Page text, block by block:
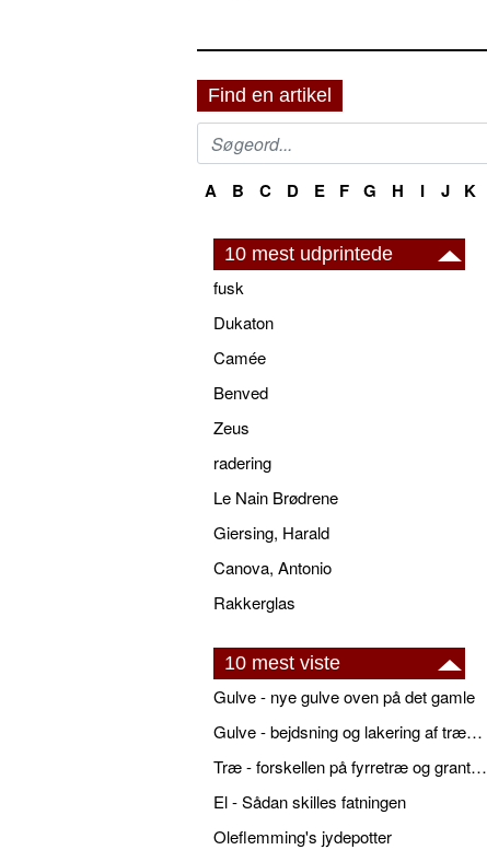
Find en artikel
A B C D E F G H I J K
10 mest udprintede
fusk
Dukaton
Camée
Benved
Zeus
radering
Le Nain Brødrene
Giersing, Harald
Canova, Antonio
Rakkerglas
10 mest viste
Gulve - nye gulve oven på det gamle
Gulve - bejdsning og lakering af trægulve
Træ - forskellen på fyrretræ og grantræ
El - Sådan skilles fatningen
Oleflemming's jydepotter